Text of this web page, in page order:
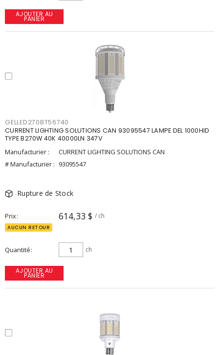
AJOUTER AU
PANIER
GELLED270BT56740
CURRENT LIGHTING SOLUTIONS CAN 93095547 LAMPE DEL 1000HID
TYPE B270W 40K 40000LN 347V
Manufacturier :
CURRENT LIGHTING SOLUTIONS CAN
# Manufacturier : 93095547
Rupture de Stock
Prix 614,33 $ / ch
AUCUN RETOUR
Quantité ch
AJOUTER AU
PANIER